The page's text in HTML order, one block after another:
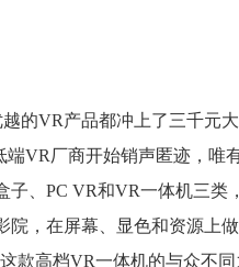
的VR产品都冲上了三千元
VR厂商开始销声匿迹，唯
、PC VR和VR一体机三类
，在屏幕、显色和资源上
款高档VR一体机的与众不同